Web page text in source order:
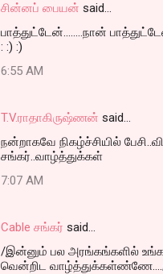
சின்னப் பையன் said…
பாத்துட்டேன்........நான்
: :) :)
6:55 AM
T.V.ராதாகிருஷ்ணன் said…
நன்றாகவே நிகழ்ச்சியில்
சங்கர்..வாழ்த்துக்கள்
7:07 AM
Cable சங்கர் said…
/இன்னும் பல அரங்கங்களில்
வென்றிட